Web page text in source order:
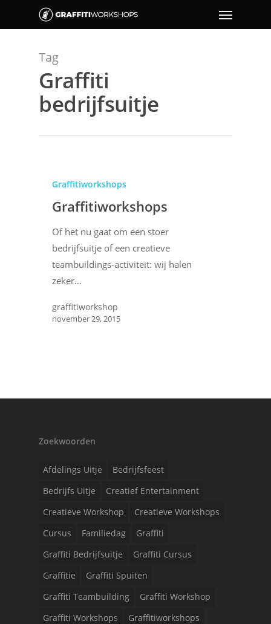
Tag
Graffiti
bedrijfsuitje
Graffitiworkshops
Graffitiworkshops
Of het nu gaat om een stoer
bedrijfsuitje of een creatieve
teambuildings-activiteit: wij halen
zeker…
graffitiworkshop
november 29, 2015
Zoekwoorden
Afdelings Uitje
Bedrijfsfeest
Bedrijfs Uitje
Creatief Entertainment
Creatieve Workshop
Creatieve Workshops
Cursus
Familiedag
Graffiti
Graffiti Bedrijfsuitje
Graffiti Cursus
Graffitie
Graffiti Spuiten
Graffiti Teambuilding
Graffiti Workshop
Graffiti Workshops
Graffitiworkshops